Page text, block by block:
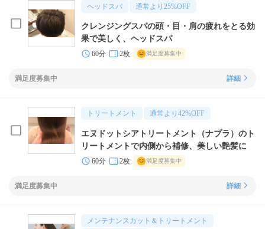
ヘッドスパ 通常より 25%OFF
クレンジングスパの頭・目・肩の疲れをとる効
果で美しく、ヘッドスパ
60分 2枚 満足度募集中
満足度募集中 詳細
トリートメント 通常より 42%OFF
エヌドットシアトリートメント（ナプラ）のト
リートメントで内側から補修、美しい艶髪に
60分 2枚 満足度募集中
満足度募集中 詳細
メンテナンスカット＆トリートメント